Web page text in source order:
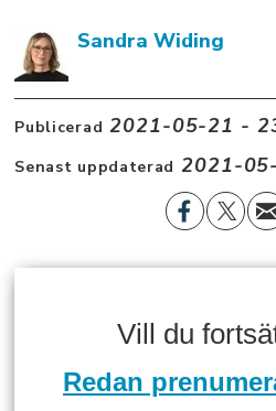
Sandra Widing
Publicerad 2021-05-21 -
Senast uppdaterad 2021-
Vill du
Redan